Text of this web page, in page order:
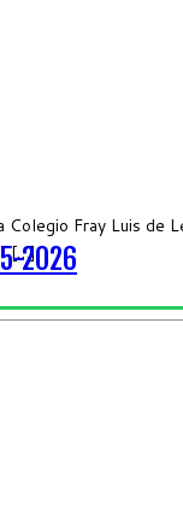
Fray Luis
[…]2026